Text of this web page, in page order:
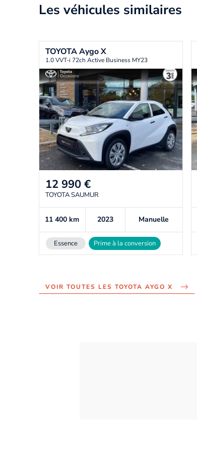
Les véhicules similaires
TOYOTAAygo X
1.0 VVT-i 72ch Active Business MY23
12 990 €
TOYOTA SAUMUR
11 400km 2023 Manuelle
Essence Prime à la conversion
VOIR TOUTES LES TOYOTA AYGO X